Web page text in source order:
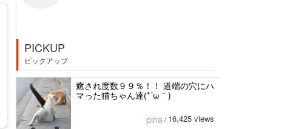
PICKUP
ピックアップ
癒され度数９９％！！ 道端の穴にハ
マった猫ちゃん達(*´ω｀)
pina / 16,425 views